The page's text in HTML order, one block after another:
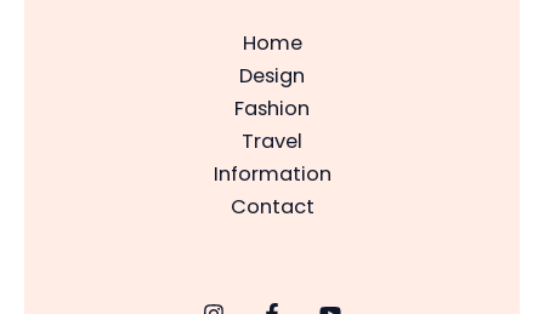
Home
Design
Fashion
Travel
Information
Contact